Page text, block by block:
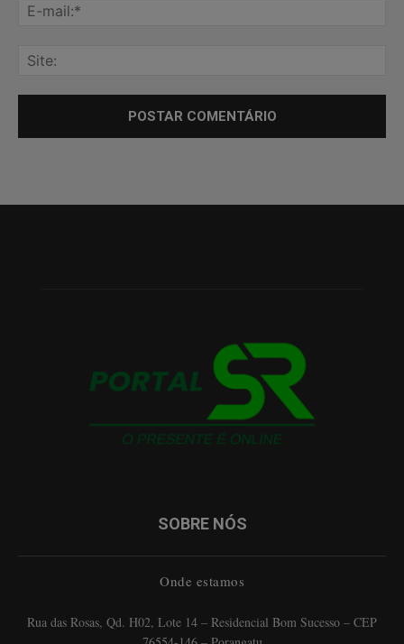
SOBRE NÓS
Onde estamos
Rua das Rosas, Qd. H02, Lote 14 – Residencial Bom Sucesso – CEP